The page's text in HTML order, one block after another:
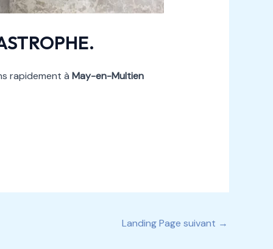
rapidement à May-en-Multien
Landing Page suivant →